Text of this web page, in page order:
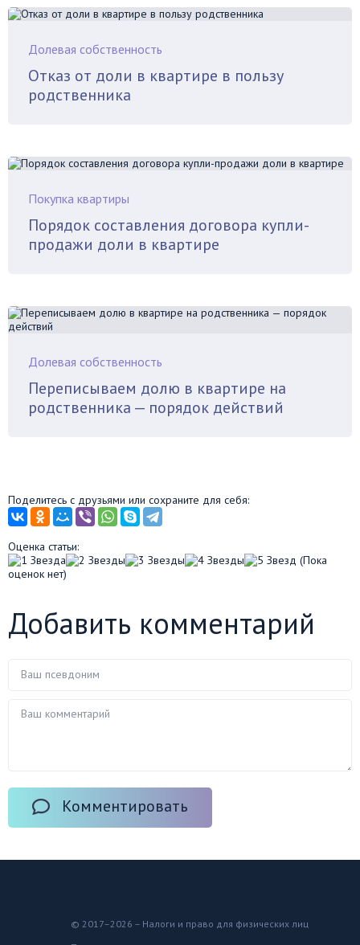
Долевая собственность
Отказ от доли в квартире в пользу
родственника
Покупка квартиры
Порядок составления договора купли-
продажи доли в квартире
Долевая собственность
Переписываем долю в квартире на
родственника — порядок действий
Поделитесь с друзьями или сохраните для себя:
Оценка статьи:
(Пока
оценок нет)
Добавить комментарий
Комментировать
© 2017–2026 – Налоги и право для физических лиц